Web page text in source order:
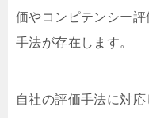
価やコンピテンシー
手法が存在します。
自社の評価手法に対